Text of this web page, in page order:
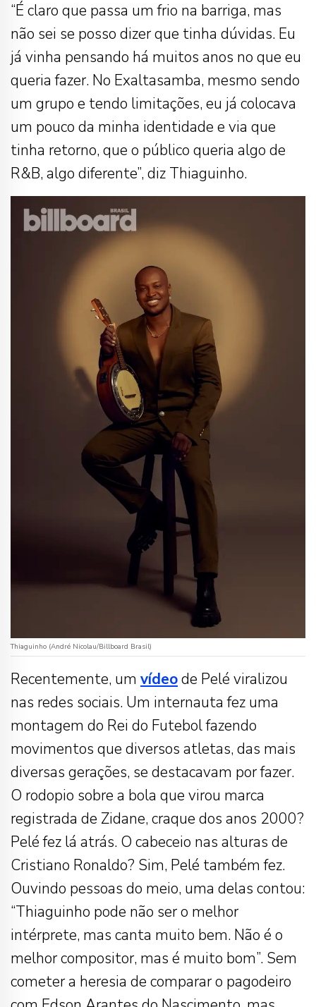
“É claro que passa um frio na barriga, mas
não sei se posso dizer que tinha dúvidas. Eu
já vinha pensando há muitos anos no que eu
queria fazer. No Exaltasamba, mesmo sendo
um grupo e tendo limitações, eu já colocava
um pouco da minha identidade e via que
tinha retorno, que o público queria algo de
R&B, algo diferente”, diz Thiaguinho.
Thiaguinho (André Nicolau/Billboard Brasil)
Recentemente, um vídeode Pelé viralizou
nas redes sociais. Um internauta fez uma
montagem do Rei do Futebol fazendo
movimentos que diversos atletas, das mais
diversas gerações, se destacavam por fazer.
O rodopio sobre a bola que virou marca
registrada de Zidane, craque dos anos 2000?
Pelé fez lá atrás. O cabeceio nas alturas de
Cristiano Ronaldo? Sim, Pelé também fez.
Ouvindo pessoas do meio, uma delas contou:
“Thiaguinho pode não ser o melhor
intérprete, mas canta muito bem. Não é o
melhor compositor, mas é muito bom”. Sem
cometer a heresia de comparar o pagodeiro